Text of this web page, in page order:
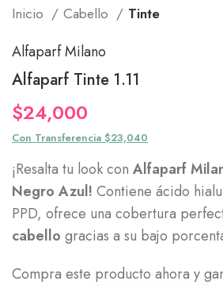
Inicio Cabello Tinte
Alfaparf Milano
Alfaparf Tinte 1.11
$24,000
Con Transferencia $23,040
¡Resalta tu look con Alfaparf
Negro Azul! Contiene ácido
PPD, ofrece una cobertura
cabello gracias a su bajo
Compra este producto ahora y